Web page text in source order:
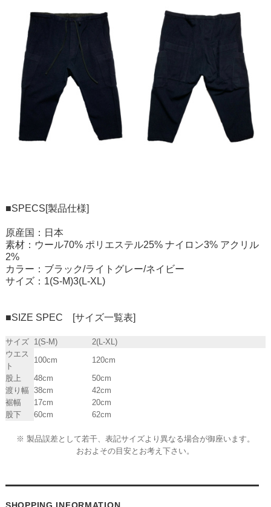
■SPECS[製品仕様]
原産国：日本
素材：ウール70% ポリエステル25% ナイロン3% アクリル
2%
カラー：ブラック/ライトグレー/ネイビー
サイズ：1(S-M)3(L-XL)
■SIZE SPEC [サイズ一覧表]
サイズ 1(S-M)
2(L-XL)
ウエス
ト
100cm
120cm
股上
48cm
50cm
渡り幅 38cm
42cm
裾幅
17cm
20cm
股下
60cm 62cm
※ 製品誤差として若干、表記サイズより異なる場合が御座います。
おおよその目安とお考え下さい。